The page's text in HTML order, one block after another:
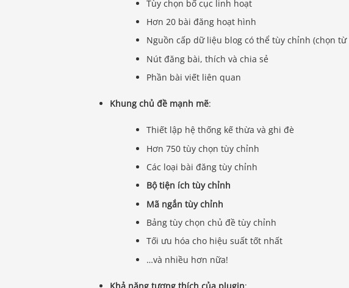
Tùy chọn bố cục linh hoạt
Hơn 20 bài đăng hoạt hình
Nguồn cấp dữ liệu blog có thể tùy chỉnh (chọn
Nút đăng bài, thích và chia sẻ
Phần bài viết liên quan
Khung chủ đề mạnh mẽ:
Thiết lập hệ thống kế thừa và ghi đè
Hơn 750 tùy chọn tùy chỉnh
Các loại bài đăng tùy chỉnh
Bộ tiện ích tùy chỉnh
Mã ngắn tùy chỉnh
Bảng tùy chọn chủ đề tùy chỉnh
Tối ưu hóa cho hiệu suất tốt nhất
…và nhiều hơn nữa!